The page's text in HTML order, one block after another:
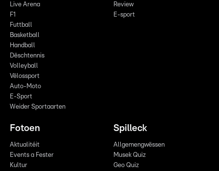
Live Arena
F1
Futtball
Basketball
Handball
Dëschtennis
Volleyball
Vëlossport
Auto-Moto
E-Sport
Weider Sportaarten
Review
E-sport
Fotoen
Aktualitéit
Events a Fester
Kultur
Spilleck
Allgemengwëssen
Musek Quiz
Geo Quiz